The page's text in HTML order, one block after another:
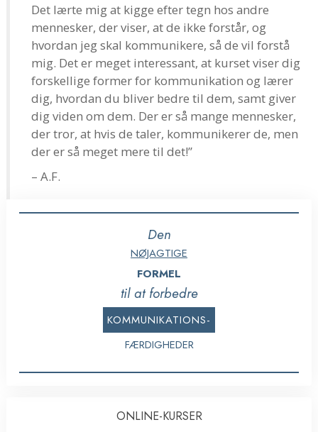
Det lærte mig at kigge efter tegn hos andre
mennesker, der viser, at de ikke forstår, og
hvordan jeg skal kommunikere, så de vil forstå
mig. Det er meget interessant, at kurset viser dig
forskellige former for kommunikation og lærer
dig, hvordan du bliver bedre til dem, samt giver
dig viden om dem. Der er så mange mennesker,
der tror, at hvis de taler, kommunikerer de, men
der er så meget mere til det!”
– A.F.
Den
NØJAGTIGE
FORMEL
til at forbedre
KOMMUNIKATIONS-
FÆRDIGHEDER
ONLINE-KURSER